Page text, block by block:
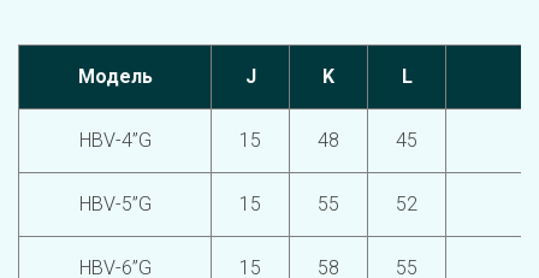
Модель J K L
HBV-4”G 15 48 45
HBV-5”G 15 55 52
HBV-6”G 15 58 55